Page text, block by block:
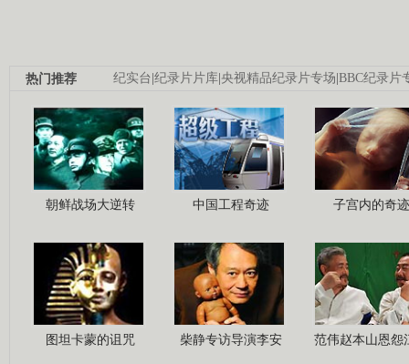
纪实台|纪录片片库|央视精品纪录片专场|BBC纪录片
热门推荐
朝鲜战场大逆转 中国工程奇迹 子宫内的奇迹
图坦卡蒙的诅咒 柴静专访导演李安 范伟赵本山恩怨